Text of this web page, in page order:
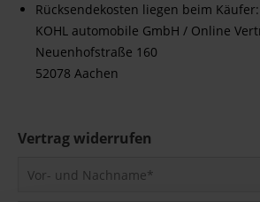
Rücksendekosten liegen beim Käufer:
KOHL automobile GmbH / Online
Neuenhofstraße 160
52078 Aachen
Vertrag widerrufen